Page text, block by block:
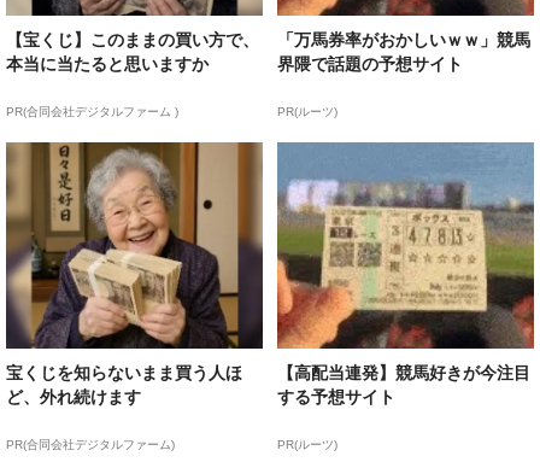
【宝くじ】このままの買い方で、
本当に当たると思いますか
PR(合同会社デジタルファーム )
「万馬券率がおかしいｗｗ」競馬
界隈で話題の予想サイト
PR(ルーツ)
宝くじを知らないまま買う人ほ
ど、外れ続けます
PR(合同会社デジタルファーム)
【高配当連発】競馬好きが今注目
する予想サイト
PR(ルーツ)